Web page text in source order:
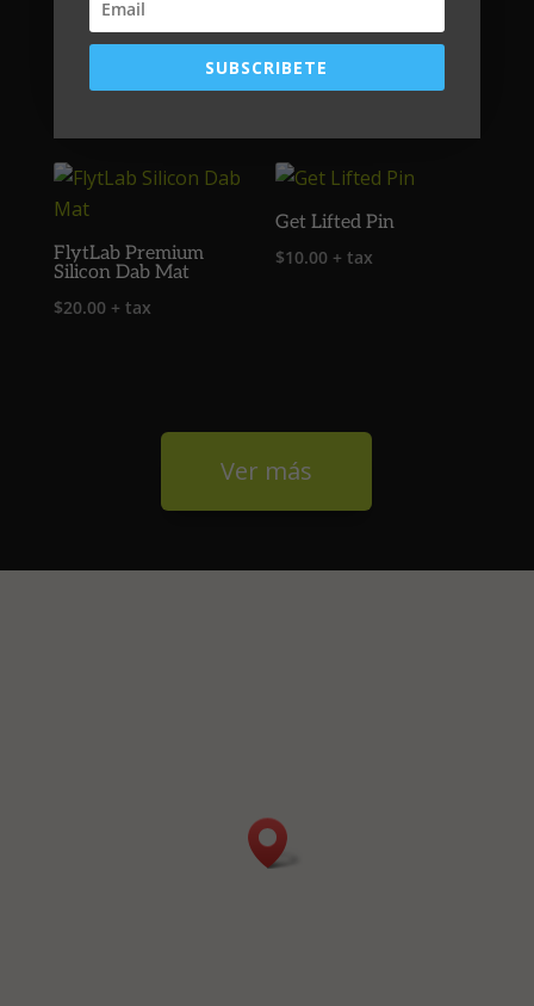
25.00 + tax
CuatroVeinte
$25.00 + tax
FlytLab Premium
Silicon Dab Mat
$20.00 + tax
Get Lifted Pin
$10.00 + tax
Ver más
SUBSCRIBETE